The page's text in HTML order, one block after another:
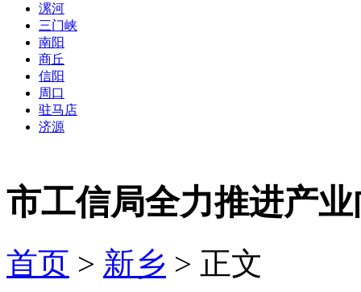
漯河
三门峡
南阳
商丘
信阳
周口
驻马店
济源
市工信局全力推进产
首页 > 新乡 > 正文